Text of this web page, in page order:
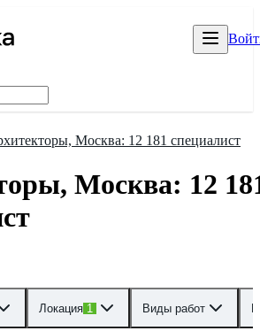
Москва: 12 181 специалист
Москва: 12
Локация 1 Виды работ